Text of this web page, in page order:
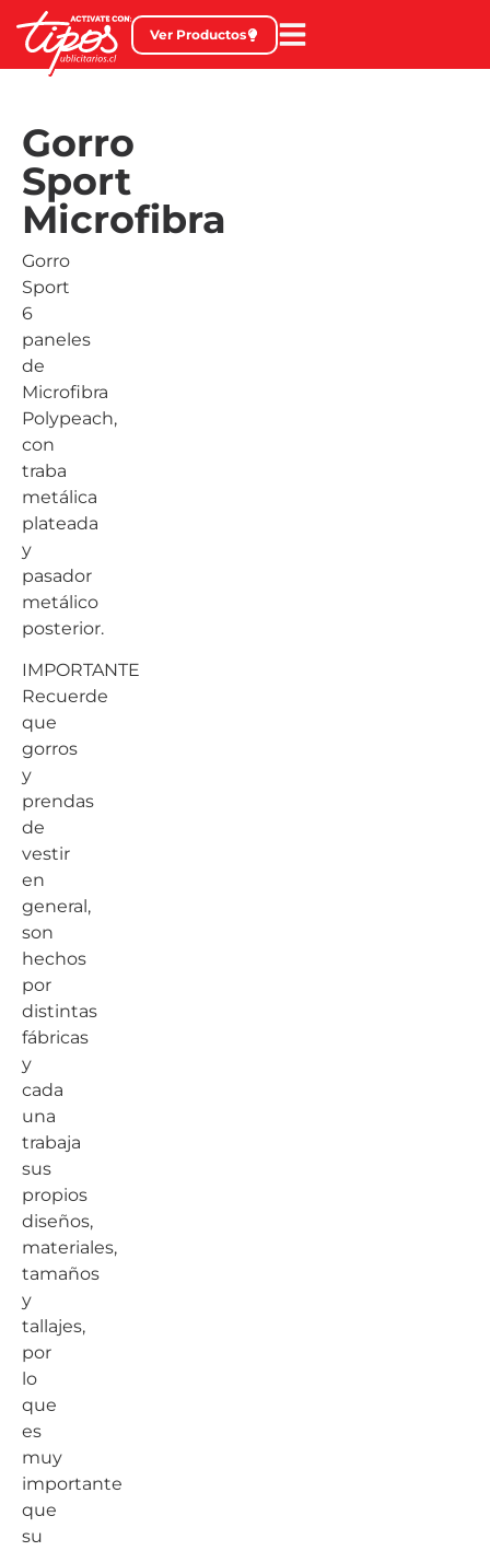
Ver Productos
Gorro
Sport
Microfibra
Gorro
Sport
6
paneles
de
Microfibra
Polypeach,
con
traba
metálica
plateada
y
pasador
metálico
posterior.
IMPORTANTE
Recuerde
que
gorros
y
prendas
de
vestir
en
general,
son
hechos
por
distintas
fábricas
y
cada
una
trabaja
sus
propios
diseños,
materiales,
tamaños
y
tallajes,
por
lo
que
es
muy
importante
que
su